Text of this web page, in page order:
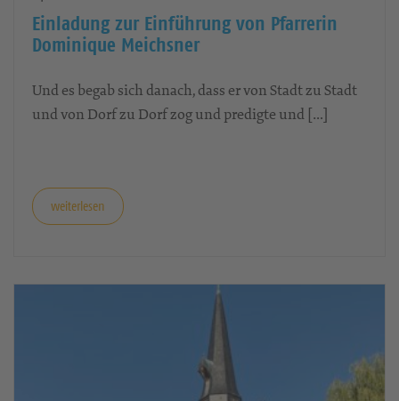
Einladung zur Einführung von Pfarrerin
Dominique Meichsner
Und es begab sich danach, dass er von Stadt zu Stadt
und von Dorf zu Dorf zog und predigte und […]
weiterlesen